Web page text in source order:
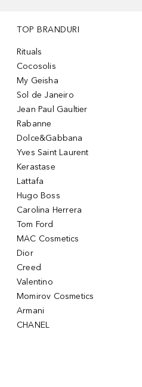
TOP BRANDURI
Rituals
Cocosolis
My Geisha
Sol de Janeiro
Jean Paul Gaultier
Rabanne
Dolce&Gabbana
Yves Saint Laurent
Kerastase
Lattafa
Hugo Boss
Carolina Herrera
Tom Ford
MAC Cosmetics
Dior
Creed
Valentino
Momirov Cosmetics
Armani
CHANEL